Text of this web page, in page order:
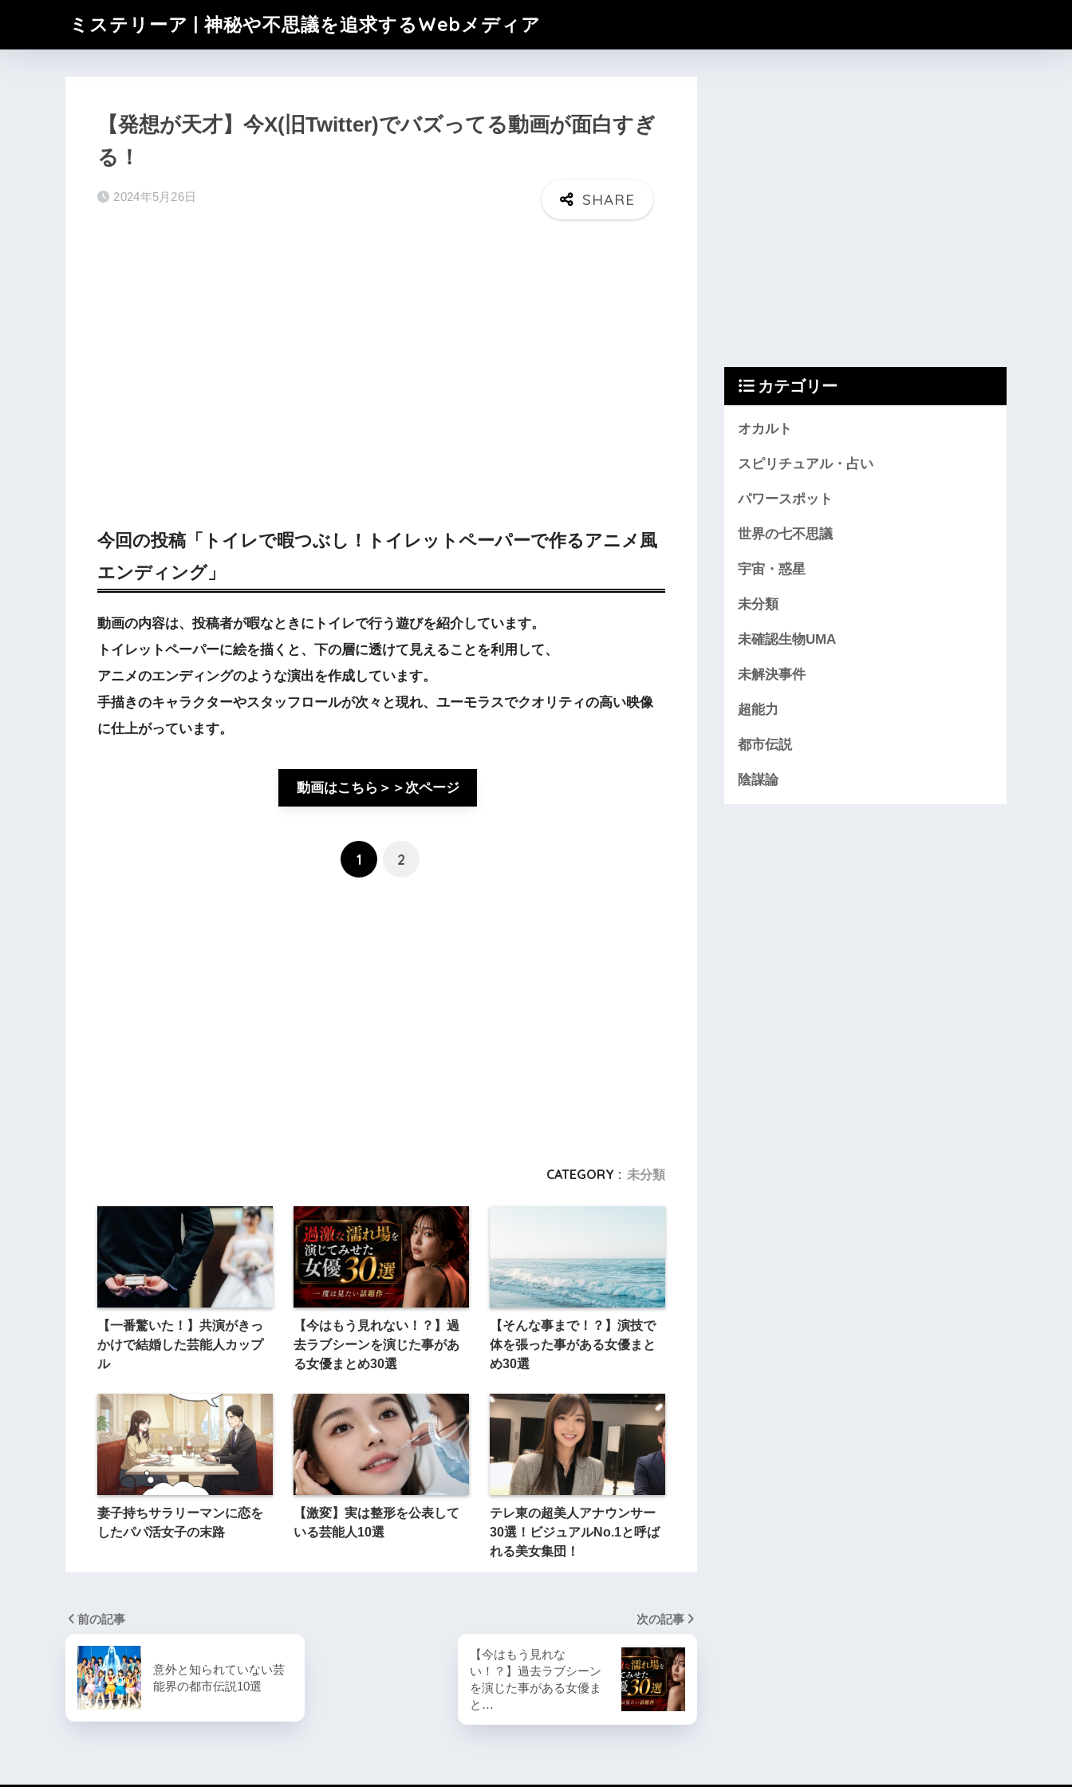
ミステリーア | 神秘や不思議を追求するWebメディア
【発想が天才】今X(旧Twitter)でバズってる動画が面白すぎ
る！
2024年5月26日
今回の投稿「トイレで暇つぶし！トイレットペーパーで作るアニメ風
エンディング」
動画の内容は、投稿者が暇なときにトイレで行う遊びを紹介しています。
トイレットペーパーに絵を描くと、下の層に透けて見えることを利用して、
アニメのエンディングのような演出を作成しています。
手描きのキャラクターやスタッフロールが次々と現れ、ユーモラスでクオリティの高い映像
に仕上がっています。
動画はこちら＞＞次ページ
1 2
CATEGORY : 未分類
【一番驚いた！】共演がきっ
かけで結婚した芸能人カップ
ル
【今はもう見れない！？】過
去ラブシーンを演じた事があ
る女優まとめ30選
【そんな事まで！？】演技で
体を張った事がある女優まと
め30選
妻子持ちサラリーマンに恋を
したパパ活女子の末路
【激変】実は整形を公表して
いる芸能人10選
テレ東の超美人アナウンサー
30選！ビジュアルNo.1と呼ば
れる美女集団！
前の記事
意外と知られていない芸
能界の都市伝説10選
次の記事
【今はもう見れな
い！？】過去ラブシーン
を演じた事がある女優ま
と…
カテゴリー
オカルト
スピリチュアル・占い
パワースポット
世界の七不思議
宇宙・惑星
未分類
未確認生物UMA
未解決事件
超能力
都市伝説
陰謀論